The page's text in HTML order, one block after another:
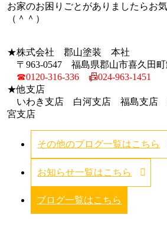
お家のお困りごとがありましたらお
（＾＾）
★株式会社 郡山塗装 本社
〒963-0547 福島県郡山市喜久田町
☎0120-316-336 📠024-963-1451
★他支店
いわき支店 白河支店 福島支店
宮支店
その他のブログ一覧はこちら
お知らせ一覧はこちら
ブログ一覧はこちら